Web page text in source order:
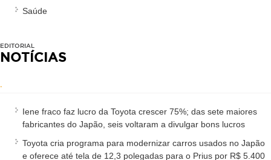
Saúde
EDITORIAL
NOTÍCIAS
.
Iene fraco faz lucro da Toyota crescer 75%; das sete maiores
fabricantes do Japão, seis voltaram a divulgar bons lucros
Toyota cria programa para modernizar carros usados no Japão
e oferece até tela de 12,3 polegadas para o Prius por R$ 5.400